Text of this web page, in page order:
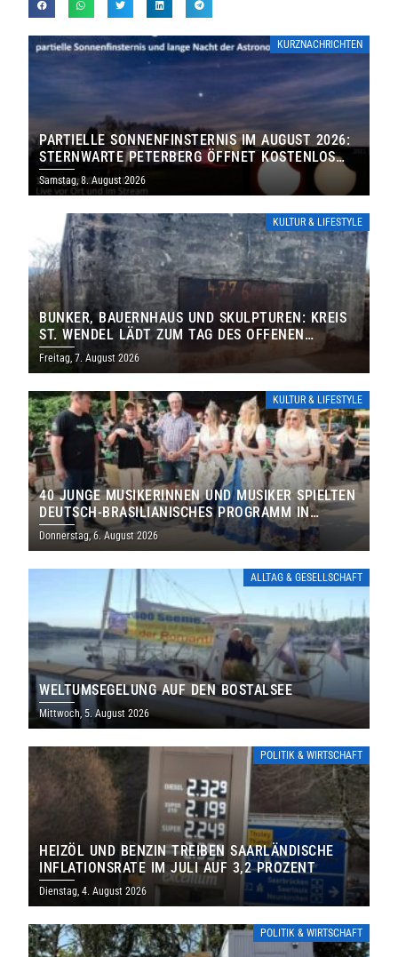
KURZNACHRICHTEN
PARTIELLE SONNENFINSTERNIS IM AUGUST 2026:
STERNWARTE PETERBERG ÖFFNET KOSTENLOS
IHRE TORE
Samstag, 8. August 2026
KULTUR & LIFESTYLE
BUNKER, BAUERNHAUS UND SKULPTUREN: KREIS
ST. WENDEL LÄDT ZUM TAG DES OFFENEN
DENKMALS EIN
Freitag, 7. August 2026
KULTUR & LIFESTYLE
40 JUNGE MUSIKERINNEN UND MUSIKER SPIELTEN
DEUTSCH-BRASILIANISCHES PROGRAMM IN
THOLEY
Donnerstag, 6. August 2026
ALLTAG & GESELLSCHAFT
WELTUMSEGELUNG AUF DEN BOSTALSEE
Mittwoch, 5. August 2026
POLITIK & WIRTSCHAFT
HEIZÖL UND BENZIN TREIBEN SAARLÄNDISCHE
INFLATIONSRATE IM JULI AUF 3,2 PROZENT
Dienstag, 4. August 2026
POLITIK & WIRTSCHAFT